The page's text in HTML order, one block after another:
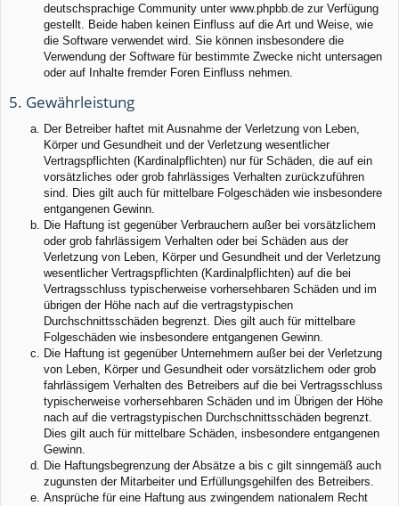
deutschsprachige Community unter www.phpbb.de zur Verfügung
gestellt. Beide haben keinen Einfluss auf die Art und Weise, wie
die Software verwendet wird. Sie können insbesondere die
Verwendung der Software für bestimmte Zwecke nicht untersagen
oder auf Inhalte fremder Foren Einfluss nehmen.
5. Gewährleistung
Der Betreiber haftet mit Ausnahme der Verletzung von Leben,
Körper und Gesundheit und der Verletzung wesentlicher
Vertragspflichten (Kardinalpflichten) nur für Schäden, die auf ein
vorsätzliches oder grob fahrlässiges Verhalten zurückzuführen
sind. Dies gilt auch für mittelbare Folgeschäden wie insbesondere
entgangenen Gewinn.
Die Haftung ist gegenüber Verbrauchern außer bei vorsätzlichem
oder grob fahrlässigem Verhalten oder bei Schäden aus der
Verletzung von Leben, Körper und Gesundheit und der Verletzung
wesentlicher Vertragspflichten (Kardinalpflichten) auf die bei
Vertragsschluss typischerweise vorhersehbaren Schäden und im
übrigen der Höhe nach auf die vertragstypischen
Durchschnittsschäden begrenzt. Dies gilt auch für mittelbare
Folgeschäden wie insbesondere entgangenen Gewinn.
Die Haftung ist gegenüber Unternehmern außer bei der Verletzung
von Leben, Körper und Gesundheit oder vorsätzlichem oder grob
fahrlässigem Verhalten des Betreibers auf die bei Vertragsschluss
typischerweise vorhersehbaren Schäden und im Übrigen der Höhe
nach auf die vertragstypischen Durchschnittsschäden begrenzt.
Dies gilt auch für mittelbare Schäden, insbesondere entgangenen
Gewinn.
Die Haftungsbegrenzung der Absätze a bis c gilt sinngemäß auch
zugunsten der Mitarbeiter und Erfüllungsgehilfen des Betreibers.
Ansprüche für eine Haftung aus zwingendem nationalem Recht